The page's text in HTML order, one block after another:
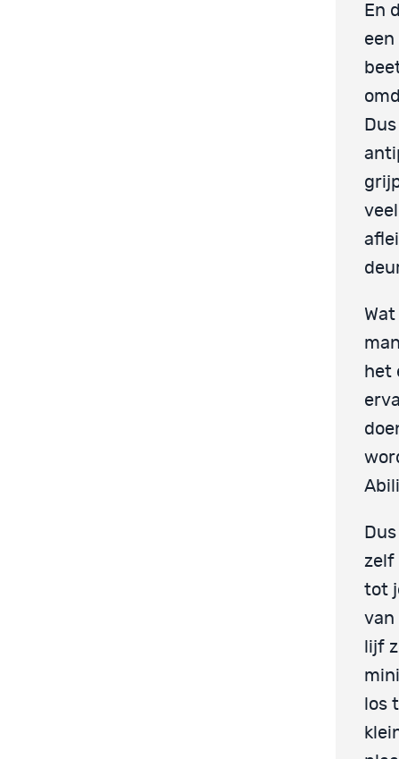
En
het
zelf
tot
van
lijf
los